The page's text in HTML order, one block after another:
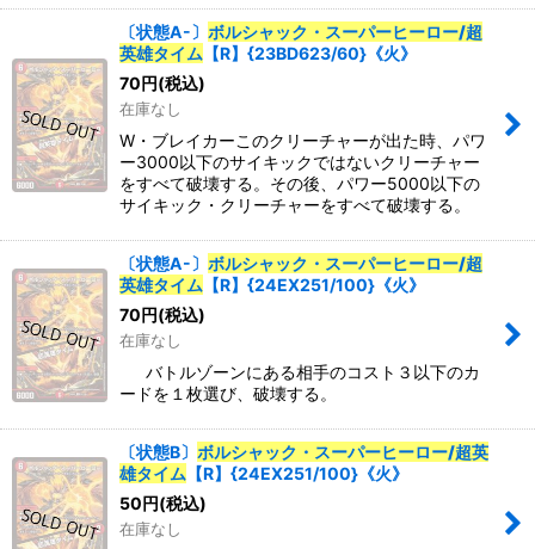
〔状態A-〕 ボルシャック・スーパーヒーロー/超
英雄タイム 【R】{23BD623/60}《火》
70 円(税込)
在庫なし
W・ブレイカーこのクリーチャーが出た時、パワ
ー3000以下のサイキックではないクリーチャー
をすべて破壊する。その後、パワー5000以下の
サイキック・クリーチャーをすべて破壊する。
〔状態A-〕 ボルシャック・スーパーヒーロー/超
英雄タイム 【R】{24EX251/100}《火》
70 円(税込)
在庫なし
バトルゾーンにある相手のコスト３以下のカ
ードを１枚選び、破壊する。
〔状態B〕 ボルシャック・スーパーヒーロー/超英
雄タイム 【R】{24EX251/100}《火》
50 円(税込)
在庫なし